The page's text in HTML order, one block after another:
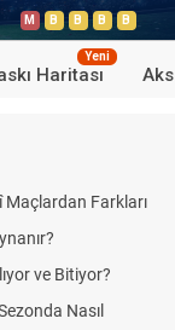
M B B B B
Haritası
Yeni
Maçlardan Farkları
ve Bitiyor?
Nasıl